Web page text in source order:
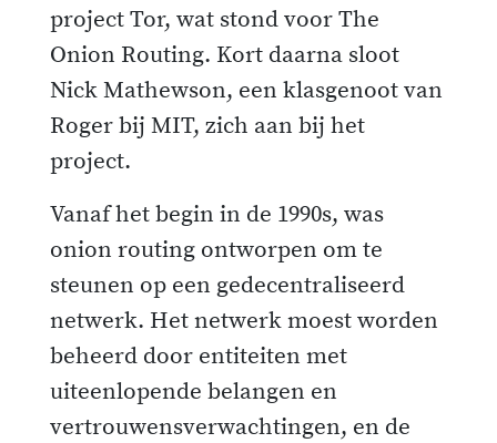
project Tor, wat stond voor The
Onion Routing. Kort daarna sloot
Nick Mathewson, een klasgenoot van
Roger bij MIT, zich aan bij het
project.
Vanaf het begin in de 1990s, was
onion routing ontworpen om te
steunen op een gedecentraliseerd
netwerk. Het netwerk moest worden
beheerd door entiteiten met
uiteenlopende belangen en
vertrouwensverwachtingen, en de